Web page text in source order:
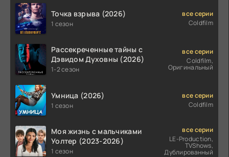
Точка взрыва (2026)
1 сезон
все серии
Coldfilm
Рассекреченные тайны с
Дэвидом Духовны (2026)
1-2 сезон
все серии
Coldfilm,
Оригинальный
Умница (2026)
1 сезон
все серии
Coldfilm
Моя жизнь с мальчиками
Уолтер (2023-2026)
1 сезон
все серии
LE-Production,
TVShows,
Дублированный